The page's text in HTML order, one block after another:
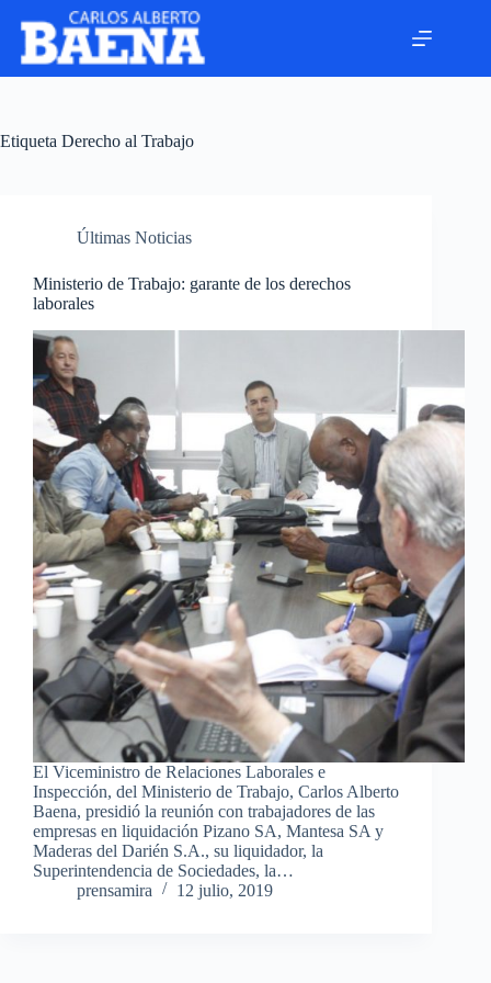
Etiqueta Derecho al Trabajo
Últimas Noticias
Ministerio de Trabajo: garante de los derechos
laborales
El Viceministro de Relaciones Laborales e
Inspección, del Ministerio de Trabajo, Carlos Alberto
Baena, presidió la reunión con trabajadores de las
empresas en liquidación Pizano SA, Mantesa SA y
Maderas del Darién S.A., su liquidador, la
Superintendencia de Sociedades, la…
prensamira
12 julio, 2019